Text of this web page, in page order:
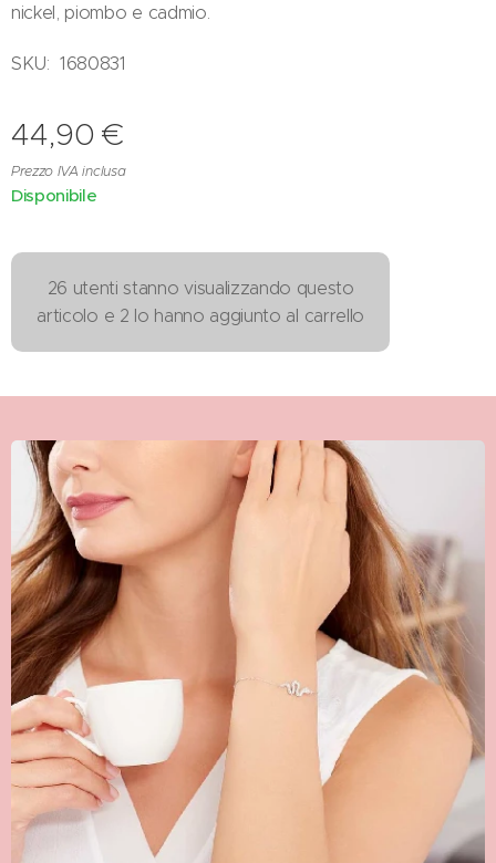
nickel, piombo e cadmio.
SKU: 1680831
44,90 €
Prezzo IVA inclusa
Disponibile
26 utenti stanno visualizzando questo
articolo e 2 lo hanno aggiunto al carrello